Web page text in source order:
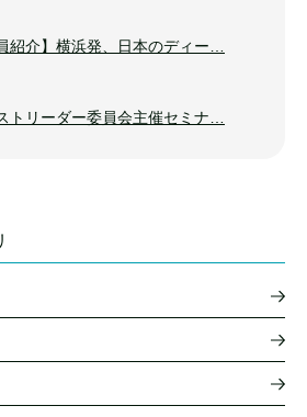
紹介】横浜発、日本のディー…
トリーダー委員会主催セミナ…